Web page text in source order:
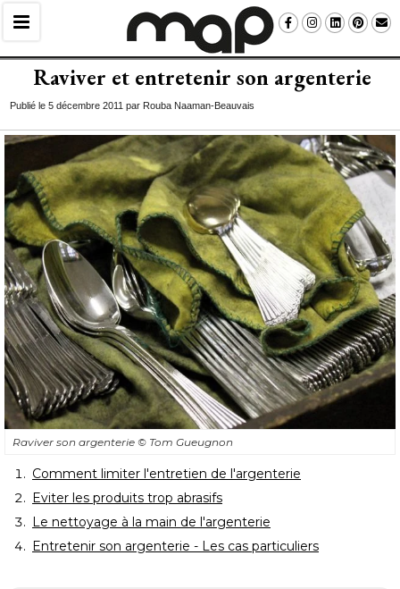
Raviver et entretenir son argenterie
Publié le 5 décembre 2011 par Rouba Naaman-Beauvais
Raviver son argenterie © Tom Gueugnon
Comment limiter l'entretien de l'argenterie
Eviter les produits trop abrasifs
Le nettoyage à la main de l'argenterie
Entretenir son argenterie - Les cas particuliers